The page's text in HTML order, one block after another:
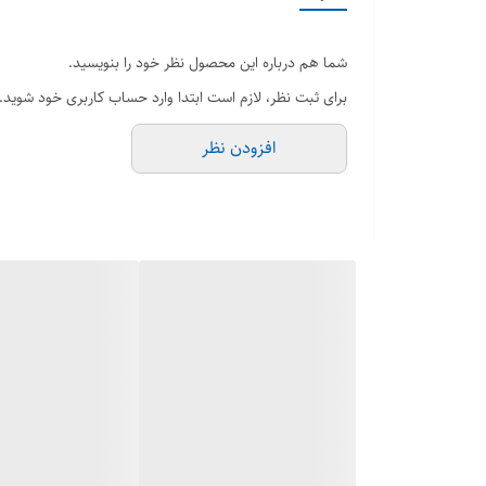
بدون اینکه تاثیری در عملكرد آن داشته باشد دارد. به
شما هم درباره این محصول نظر خود را بنویسید.
برای ثبت نظر، لازم است ابتدا وارد حساب کاربری خود شوید.
افزودن نظر